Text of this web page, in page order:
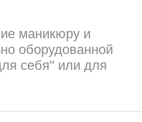
маникюру и
оборудованной
себя" или для